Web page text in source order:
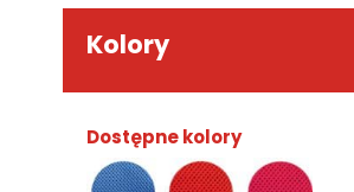
Kolory
Dostępne kolory